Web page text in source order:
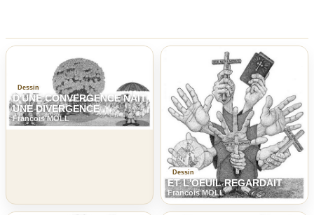
Dessin
D'UNE CONVERGENCE NAIT
UNE DIVERGENCE
Francois MOLL
Dessin
ET L'OEUIL REGARDAIT
Francois MOLL